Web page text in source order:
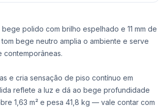
polido com brilho espelhado e 11 mm de
bege neutro amplia o ambiente e serve
contemporâneas.
e cria sensação de piso contínuo em
reflete a luz e dá ao bege profundidade
1,63 m² e pesa 41,8 kg — vale contar com